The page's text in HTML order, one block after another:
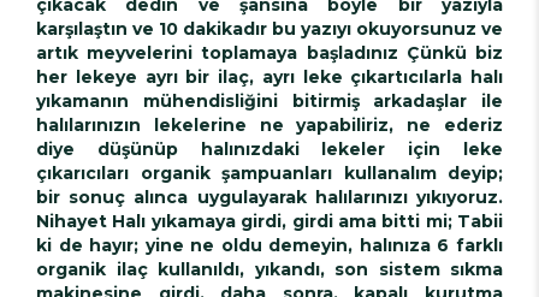
çıkacak dedin ve şansına böyle bir yazıyla
karşılaştın ve 10 dakikadır bu yazıyı okuyorsunuz ve
artık meyvelerini toplamaya başladınız Çünkü biz
her lekeye ayrı bir ilaç, ayrı leke çıkartıcılarla halı
yıkamanın mühendisliğini bitirmiş arkadaşlar ile
halılarınızın lekelerine ne yapabiliriz, ne ederiz
diye düşünüp halınızdaki lekeler için leke
çıkarıcıları organik şampuanları kullanalım deyip;
bir sonuç alınca uygulayarak halılarınızı yıkıyoruz.
Nihayet Halı yıkamaya girdi, girdi ama bitti mi; Tabii
ki de hayır; yine ne oldu demeyin, halınıza 6 farklı
organik ilaç kullanıldı, yıkandı, son sistem sıkma